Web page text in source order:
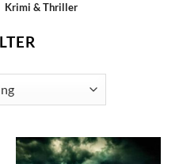
Krimi & Thriller